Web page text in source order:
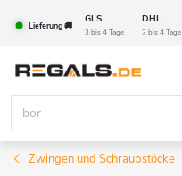
InhaltLieferung 🚚
GLS DHL
3 bis 4 Tage 3 bis 4 Tage
Zwingen und Schraubstöcke